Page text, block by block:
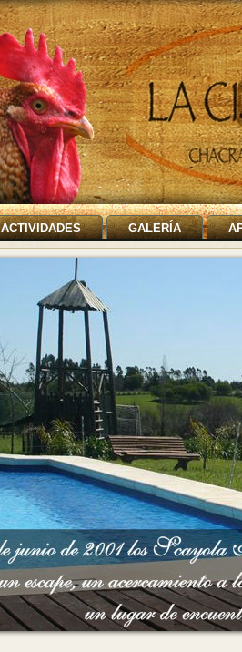
ACTIVIDADES GALERÍA